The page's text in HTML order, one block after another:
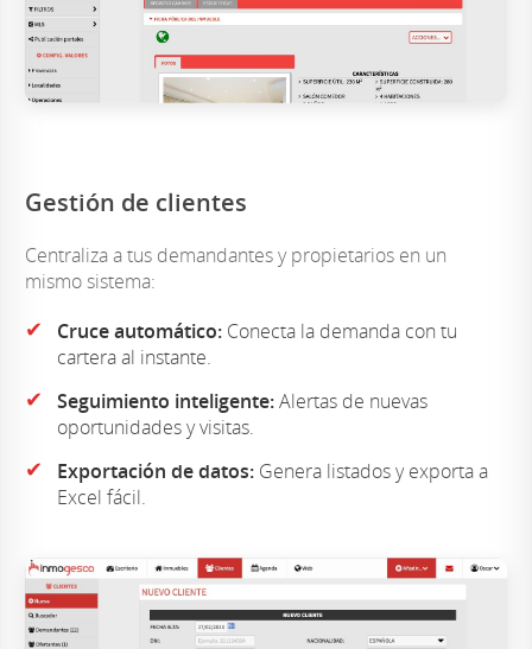
Gestión de clientes
Centraliza a tus demandantes y propietarios en un
mismo sistema:
✔ Cruce automático: Conecta la demanda con tu
cartera al instante.
✔ Seguimiento inteligente:Alertas de nuevas
oportunidades y visitas.
✔ Exportación de datos: Genera listados y exporta a
Excel fácil.